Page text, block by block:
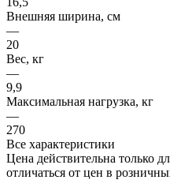
Внешняя ширина, см
—
20
Вес, кг
—
9,9
Максимальная нагрузка, кг
—
270
Все характеристики
Цена действительна только
отличаться от цен в